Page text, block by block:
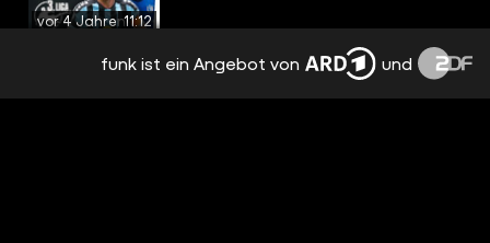
vor 4 Jahren11:12
BUNDESLIGA: DAS MUSS SICH BEIM BVB
DRINGEND ÄNDERN! | RÜCKBLICK 28.
funk ist ein Angebot von und